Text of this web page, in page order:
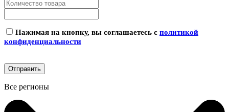
Нажимая на кнопку, вы соглашаетесь с политикой
конфиденциальности
Все регионы